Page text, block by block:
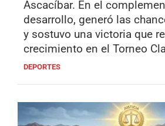
Ascacíbar. En el
desarrollo, generó las
y sostuvo una victoria que
crecimiento en el Torneo
DEPORTES